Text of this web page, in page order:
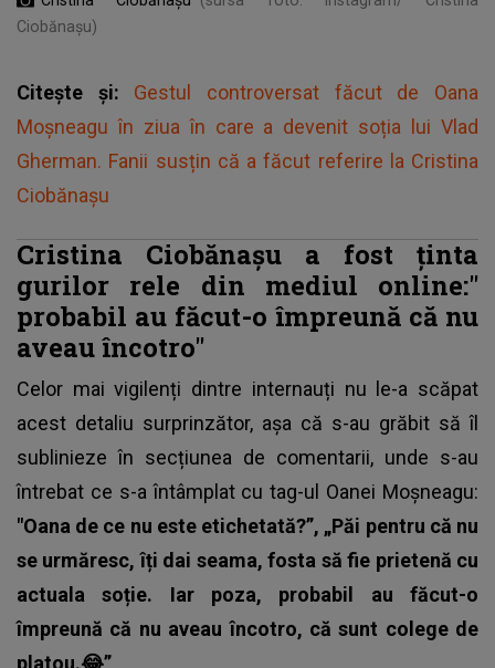
Ciobănașu)
Citește și: Gestul controversat făcut de Oana
Moșneagu în ziua în care a devenit soția lui Vlad
Gherman. Fanii susțin că a făcut referire la Cristina
Ciobănașu
Cristina Ciobănașu a fost ținta
gurilor rele din mediul online:"
probabil au făcut-o împreună că nu
aveau încotro"
Celor mai vigilenți dintre internauți nu le-a scăpat
acest detaliu surprinzător, așa că s-au grăbit să îl
sublinieze în secțiunea de comentarii, unde s-au
întrebat ce s-a întâmplat cutag-ul Oanei Moșneagu:
"Oana de ce nu este etichetată?”, „Păi pentru că nu
se urmăresc, îți dai seama, fosta să fie prietenă cu
actuala soție. Iar poza, probabil au făcut-o
împreună că nu aveau încotro, că sunt colege de
platou.😂”,